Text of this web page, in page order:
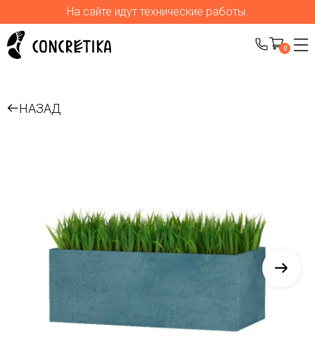
На сайте идут технические работы.
0
НАЗАД